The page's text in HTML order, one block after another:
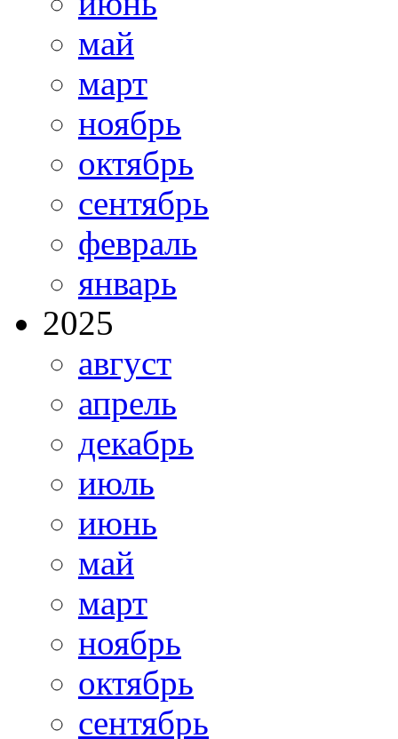
май
март
ноябрь
октябрь
сентябрь
февраль
январь
2025
август
апрель
декабрь
июль
июнь
май
март
ноябрь
октябрь
сентябрь